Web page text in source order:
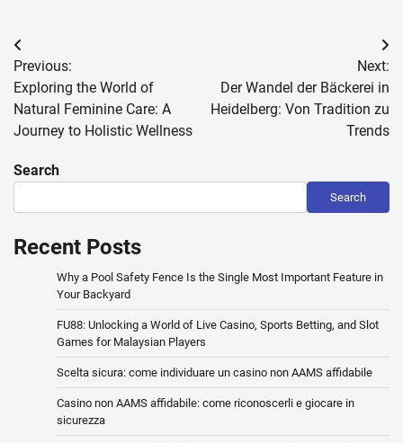
Post
navigation
Previous:
Exploring the World of
Natural Feminine Care: A
Journey to Holistic Wellness
Next:
Der Wandel der Bäckerei in
Heidelberg: Von Tradition zu
Trends
Search
Search
Recent Posts
Why a Pool Safety Fence Is the Single Most Important Feature in
Your Backyard
FU88: Unlocking a World of Live Casino, Sports Betting, and Slot
Games for Malaysian Players
Scelta sicura: come individuare un casino non AAMS affidabile
Casino non AAMS affidabile: come riconoscerli e giocare in
sicurezza